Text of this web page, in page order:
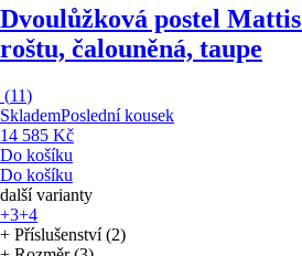
Dvoulůžková postel Mattis
roštu, čalouněná, taupe
(11)
SklademPoslední kousek
14 585 Kč
Do košíku
Do košíku
další varianty
+3+4
+ Příslušenství (2)